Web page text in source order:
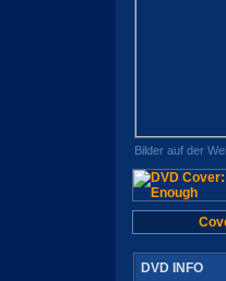
Bilder auf der
DVD INFO